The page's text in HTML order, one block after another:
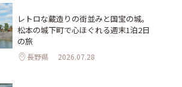
レトロな蔵造りの街並みと国宝の城。
松本の城下町で心ほぐれる週末1泊2日
の旅
長野県 2026.07.28